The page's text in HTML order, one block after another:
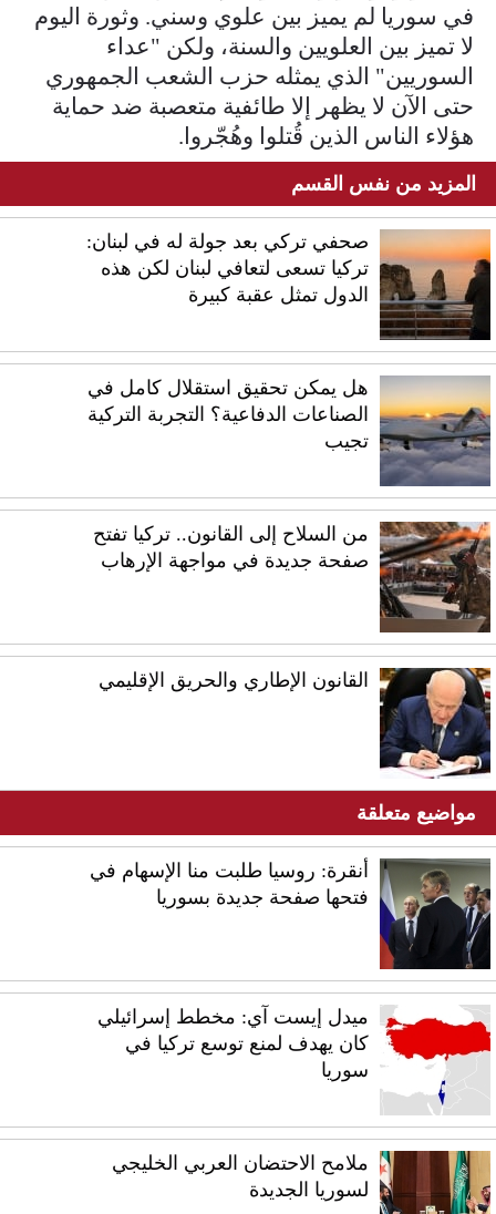
في سوريا لم يميز بين علوي وسني. وثورة اليوم
لا تميز بين العلويين والسنة، ولكن "عداء
السوريين" الذي يمثله حزب الشعب الجمهوري
حتى الآن لا يظهر إلا طائفية متعصبة ضد حماية
هؤلاء الناس الذين قُتلوا وهُجّروا.
المزيد من نفس القسم
صحفي تركي بعد جولة له في لبنان:
تركيا تسعى لتعافي لبنان لكن هذه
الدول تمثل عقبة كبيرة
هل يمكن تحقيق استقلال كامل في
الصناعات الدفاعية؟ التجربة التركية
تجيب
من السلاح إلى القانون.. تركيا تفتح
صفحة جديدة في مواجهة الإرهاب
القانون الإطاري والحريق الإقليمي
مواضيع متعلقة
أنقرة: روسيا طلبت منا الإسهام في
فتحها صفحة جديدة بسوريا
ميدل إيست آي: مخطط إسرائيلي
كان يهدف لمنع توسع تركيا في
سوريا
ملامح الاحتضان العربي الخليجي
لسوريا الجديدة